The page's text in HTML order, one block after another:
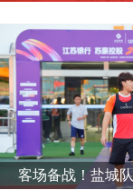
客场备战！盐城